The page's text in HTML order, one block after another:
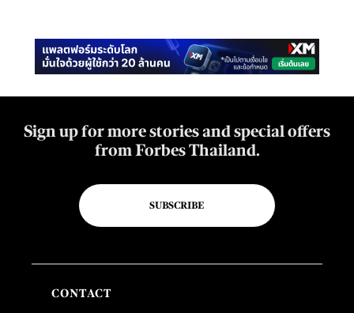
Sign up for more stories and special offers
from Forbes Thailand.
SUBSCRIBE
CONTACT